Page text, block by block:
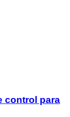
control para